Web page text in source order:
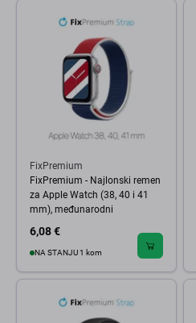
FixPremium
FixPremium - Najlonski remen
za Apple Watch (38, 40 i 41
mm), međunarodni
6,08 €
NA STANJU 1 kom